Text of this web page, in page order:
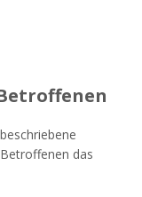
das